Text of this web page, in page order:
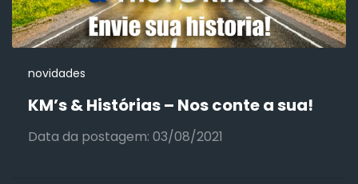
novidades
KM’s & Histórias – Nos conte a sua!
Data da postagem: 03/08/2021